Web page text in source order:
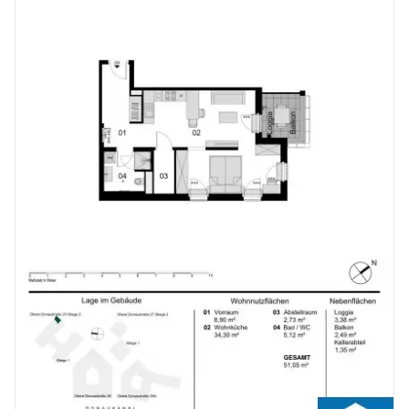
Kaufpreise der Vorsorgewohnungen
von EUR 286.000,- bis EUR 1.238.000,- netto zzgl. 20% USt.
Zu erwartender Mietertrag
von ca. EUR 17,50 bis EUR 22,50 netto/m²
Provisionsfrei für den Käufer!
Fertigstellung: voraussichtlich Q2/2026
Bei diesem Angebot handelt es sich um eine Vorsorgewohnung, die zu Vermietungszwecken erworben wird. Der angegebene Kaufpreis versteht sich daher zzgl. 20% USt. Diese Daten sind vorbehaltlich möglicher Änderungen.